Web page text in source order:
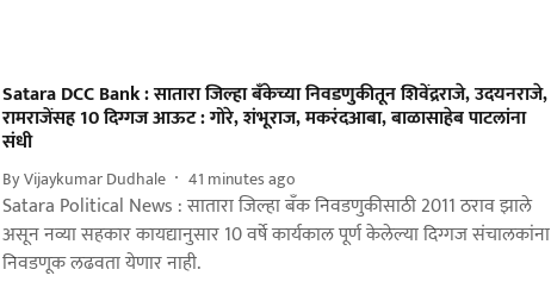
Satara DCC Bank : सातारा जिल्हा बँकेच्या निवडणुकीतून शिवेंद्रराजे, उदयनराजे,
रामराजेंसह 10 दिग्गज आऊट : गोरे, शंभूराज, मकरंदआबा, बाळासाहेब पाटलांना
संधी
ByVijaykumar Dudhale 41 minutes ago
Satara Political News : सातारा जिल्हा बँक निवडणुकीसाठी 2011 ठराव झाले
असून नव्या सहकार कायद्यानुसार 10 वर्षे कार्यकाल पूर्ण केलेल्या दिग्गज संचालकांना
निवडणूक लढवता येणार नाही.